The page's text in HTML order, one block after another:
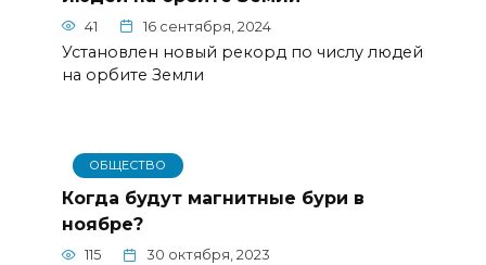
41 16 сентября, 2024
Установлен новый рекорд по числу людей
на орбите Земли
ОБЩЕСТВО
Когда будут магнитные бури в
ноябре?
115 30 октября, 2023